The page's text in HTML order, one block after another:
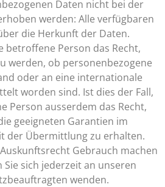
Daten nicht bei der
werden: Alle verfügbaren
die Herkunft der Daten.
betroffene Person das Recht,
werden, ob personenbezogene
oder an eine internationale
worden sind. Ist dies der Fall,
Person ausserdem das Recht,
geeigneten Garantien im
der Übermittlung zu erhalten.
Gebrauch machen
sich jederzeit an unseren
wenden.